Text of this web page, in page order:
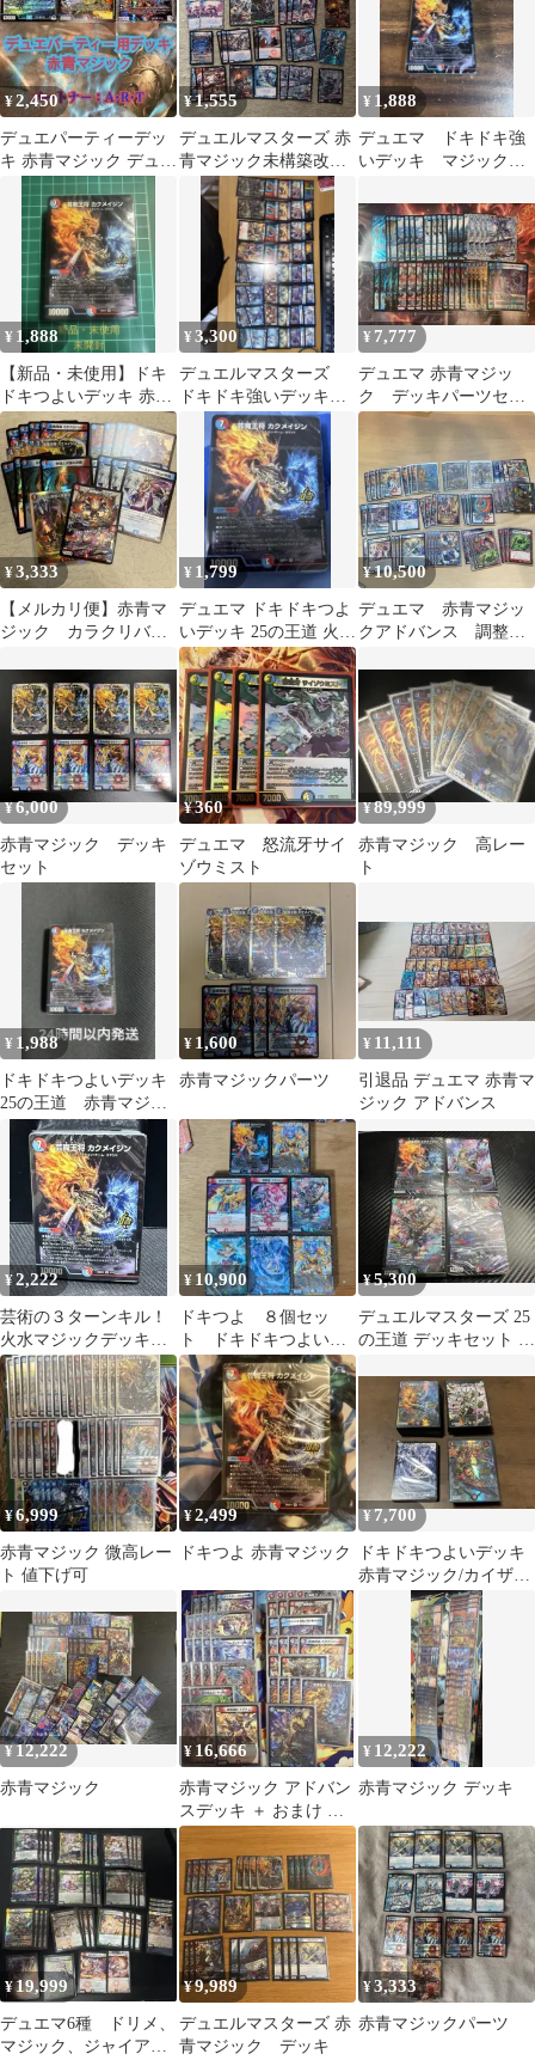
¥2,450
デュエパーティーデッ
キ 赤青マジック デュエ
マ デュエルマスターズ
¥1,555
デュエルマスターズ 赤
青マジック未構築改良
の余地大有り おまけ
付き
¥ 1,888
デュエマ ドキドキ強
いデッキ マジック
ドキつよ
¥ 1,888
【新品・未使用】ドキ
ドキつよいデッキ 赤青
マジック カクメイジン
¥3,300
デュエルマスターズ
ドキドキ強いデッキ赤
青マジック無改造品
¥ 7,777
デュエマ 赤青マジッ
ク デッキパーツセッ
ト
¥3,333
【メルカリ便】赤青マ
ジック カラクリバー
ム その他 デュエマ
¥ 1,799
デュエマ ドキドキつよ
いデッキ 25の王道 火水
マジック 未開封 カクメ
イジン
¥10,500
デュエマ 赤青マジッ
クアドバンス 調整お
¥6,000
赤青マジック デッキ
セット
¥360
デュエマ 怒流牙サイ
ゾウミスト
¥89,999
赤青マジック 高レー
ト
¥ 1,988
ドキドキつよいデッキ
25の王道 赤青マジッ
¥ 1,600
赤青マジックパーツ
¥ 11,111
引退品 デュエマ 赤青マ
ジック アドバンス
¥2,222
芸術の３ターンキル！
火水マジックデッキ
【赤青マジック】 カク
メイジン
¥ 10,900
ドキつよ ８個セッ
ト ドキドキつよいデ
ッキ 25の王道
¥5,300
デュエルマスターズ 25
の王道 デッキセット ま
¥6,999
赤青マジック 微高レー
ト 値下げ可
¥2,499
ドキつよ 赤青マジック
¥7,700
ドキドキつよいデッキ
赤青マジック/カイザー
刃鬼/青魔導具/4c邪王門
¥12,222
赤青マジック
¥ 16,666
赤青マジック アドバン
スデッキ ＋ おまけ ＆
スリープ付き
¥ 12,222
赤青マジック デッキ
¥19,999
デュエマ6種 ドリメ、
マジック、ジャイアン
¥9,989
デュエルマスターズ 赤
青マジック デッキ
¥3,333
赤青マジックパーツ